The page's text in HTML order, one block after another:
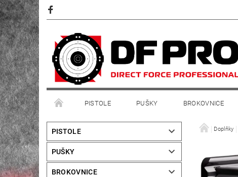
PISTOLE PUŠKY BROKOVNICE
PISTOLE
PUŠKY
BROKOVNICE
Doplňky